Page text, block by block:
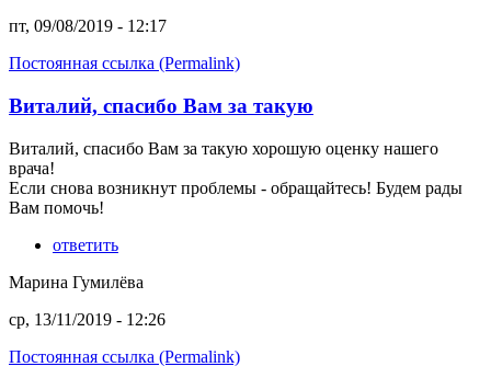
пт, 09/08/2019 - 12:17
Постоянная ссылка (Permalink)
Виталий, спасибо Вам за такую
Виталий, спасибо Вам за такую хорошую оценку нашего
врача!
Если снова возникнут проблемы - обращайтесь! Будем рады
Вам помочь!
ответить
Марина Гумилёва
ср, 13/11/2019 - 12:26
Постоянная ссылка (Permalink)